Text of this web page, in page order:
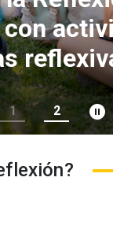
la
1 2 pause_circle_filled